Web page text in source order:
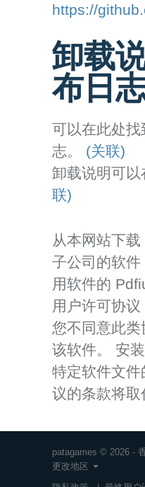
https://
卸载
布日
可以在此处找
志。 (关联)
卸载说明可以
联)
从本网站下
子公司的软
用软件的
用户许可协议
您不同意此
该软件。 安
特定软件文
议的条款将取
patagames © 2026 -
更改地区